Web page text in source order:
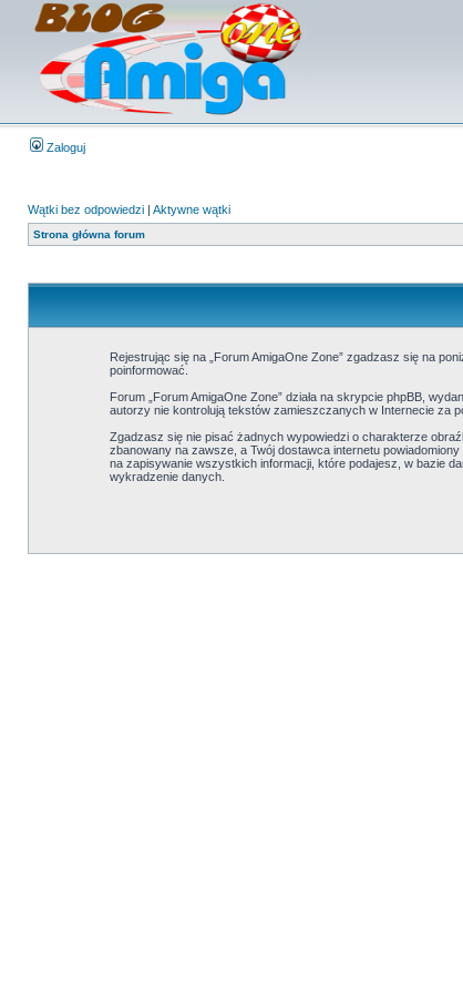
Zaloguj
Wątki bez odpowiedzi | Aktywne wątki
Strona główna forum
Rejestrując się na „Forum AmigaOne Zone” zgadzasz się na
poinformować.
Forum „Forum AmigaOne Zone” działa na skrypcie phpBB,
autorzy nie kontrolują tekstów zamieszczanych w Internecie za
Zgadzasz się nie pisać żadnych wypowiedzi o charakterze
zbanowany na zawsze, a Twój dostawca internetu
na zapisywanie wszystkich informacji, które podajesz, w bazie
wykradzenie danych.